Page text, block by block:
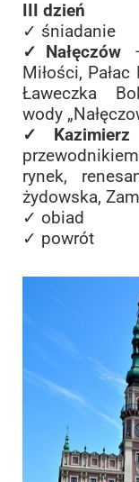
III dzień
✓ śniadanie
✓Nałęczów–
Miłości,
Ławeczka
wody
rynek,
żydowska,
✓ obiad
✓ powrót